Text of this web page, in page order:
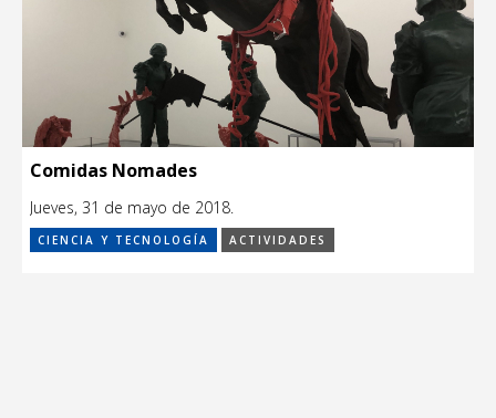
Comidas Nomades
Jueves, 31 de mayo de 2018.
CIENCIA Y TECNOLOGÍA ACTIVIDADES